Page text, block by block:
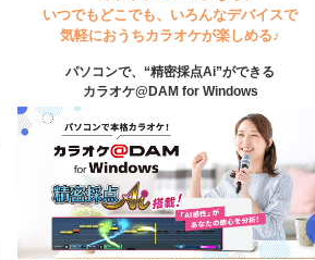
プレミアムサービス
DAM★とも動画
DAM★とも録音
カラオケ＠DAM
ユーザー検索
いつでもどこでも、いろんなデバイスで
気軽におうちカラオケが楽しめる♪
パソコンで、“精密採点Ai”ができる
カラオケ@DAM for Windows